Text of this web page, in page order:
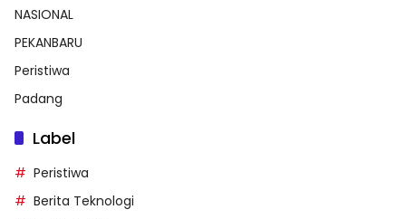
NASIONAL
PEKANBARU
Peristiwa
Padang
Label
Peristiwa
Berita Teknologi